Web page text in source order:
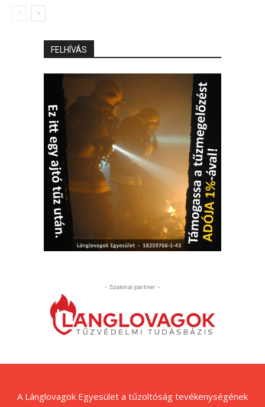
FELHÍVÁS
- Szakmai partner -
A Lánglovagok Egyesület a tűzoltóság tevékenységének